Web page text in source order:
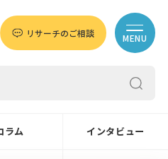
リサーチのご相談 MENU
ラム インタビュー